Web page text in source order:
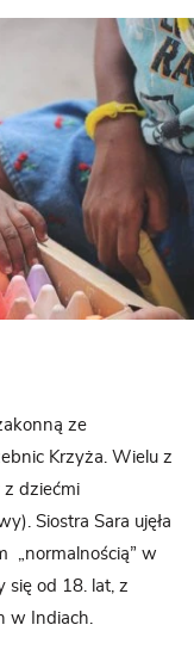
ze
Krzyża. Wielu z
z dziećmi
Siostra Sara ujęła
„normalnością” w
się od 18. lat, z
w Indiach.